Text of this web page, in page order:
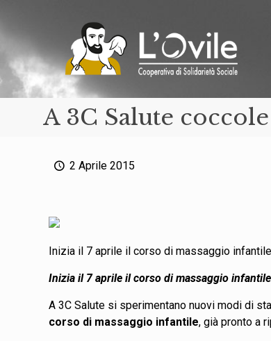
A 3C Salute
2 Aprile 2015
Inizia il 7 aprile il corso di massaggio infantile
Inizia il 7 aprile il corso di massaggio infantile
A 3C Salute si sperimentano nuovi modi di
corso di massaggio infantile, già pronto a